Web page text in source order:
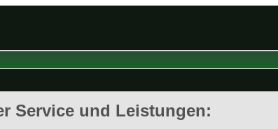
Service und Leistungen: